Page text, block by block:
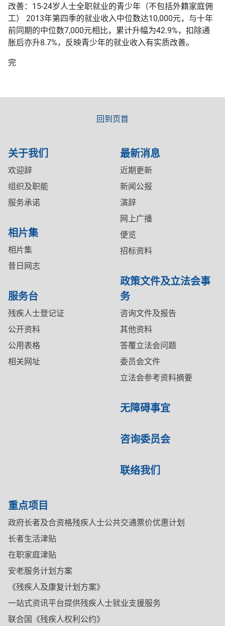
改善：15-24岁人士全职就业的青少年（不包括外籍家庭佣
工） 2013年第四季的就业收入中位数达10,000元，与十年
前同期的中位数7,000元相比，累计升幅为42.9%，扣除通
胀后亦升8.7%，反映青少年的就业收入有实质改善。
完
回到页首
关于我们
欢迎辞
组织及职能
服务承诺
相片集
相片集
昔日网志
服务台
残疾人士登记证
公开资料
公用表格
相关网址
最新消息
近期更新
新闻公报
演辞
网上广播
便览
招标资料
政策文件及立法会事
务
咨询文件及报告
其他资料
答覆立法会问题
委员会文件
立法会参考资料摘要
无障碍事宜
咨询委员会
联络我们
重点项目
政府长者及合资格残疾人士公共交通票价优惠计划
长者生活津贴
在职家庭津贴
安老服务计划方案
《残疾人及康复计划方案》
一站式资讯平台提供残疾人士就业支援服务
联合国《残疾人权利公约》